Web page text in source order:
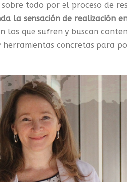
todo por el proceso de
la sensación de realización
los que sufren y buscan
herramientas concretas para